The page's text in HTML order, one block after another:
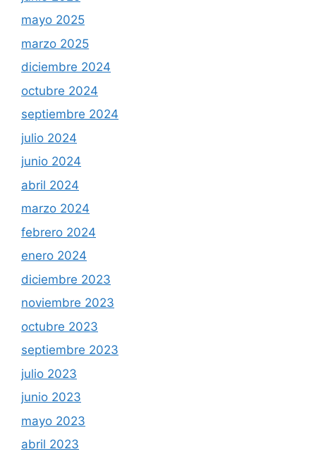
mayo 2025
marzo 2025
diciembre 2024
octubre 2024
septiembre 2024
julio 2024
junio 2024
abril 2024
marzo 2024
febrero 2024
enero 2024
diciembre 2023
noviembre 2023
octubre 2023
septiembre 2023
julio 2023
junio 2023
mayo 2023
abril 2023